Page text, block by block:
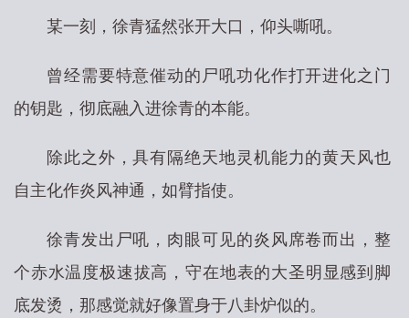
某一刻，徐青猛然张开大口，仰头嘶吼。
曾经需要特意催动的尸吼功化作打开进化之门
的钥匙，彻底融入进徐青的本能。
除此之外，具有隔绝天地灵机能力的黄天风也
自主化作炎风神通，如臂指使。
徐青发出尸吼，肉眼可见的炎风席卷而出，整
个赤水温度极速拔高，守在地表的大圣明显感到脚
底发烫，那感觉就好像置身于八卦炉似的。